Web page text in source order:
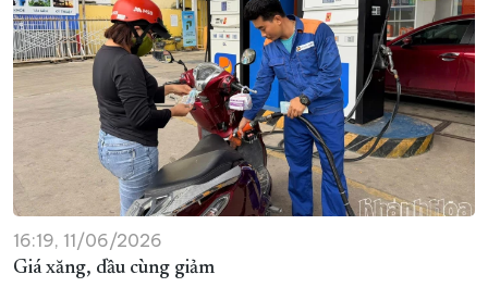
16:19, 11/06/2026
Giá xăng, dầu cùng giảm